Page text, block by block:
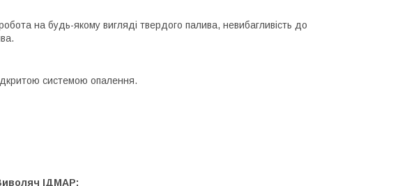
на будь-якому вигляді твердого палива, невибагливість до
системою опалення.
ІДМАР: